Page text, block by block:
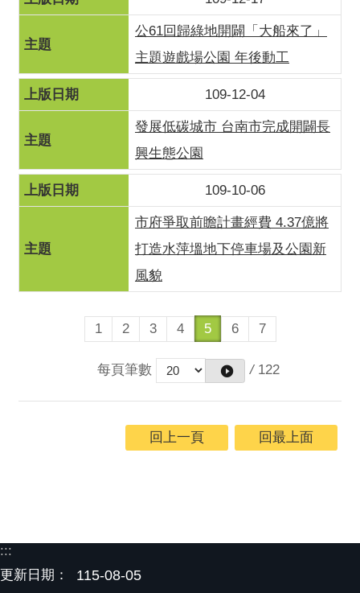
公61回歸綠地開闢「大船來了」
主題遊戲場公園 年後動工
109-12-04
發展低碳城市 台南市完成開闢長
興生態公園
109-10-06
市府爭取前瞻計畫經費 4.37億將
打造水萍塭地下停車場及公園新
風貌
1 2 3 4 5 6 7
每頁筆數 / 122
回上一頁 回最上面
:::
更新日期：
115-08-05